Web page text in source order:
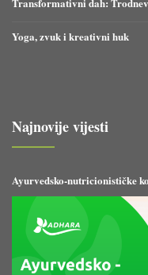
Yoga, zvuk i kreativni huk
Najnovije vijesti
Ayurvedsko-nutricionističke